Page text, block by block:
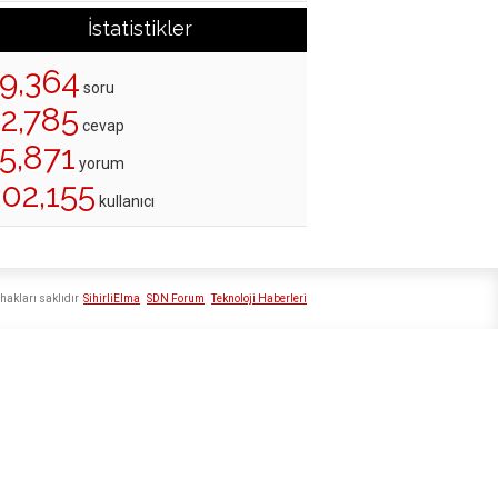
İstatistikler
soru
cevap
yorum
kullanıcı
SihirliElma SDN Forum Teknoloji Haberleri
saklıdır